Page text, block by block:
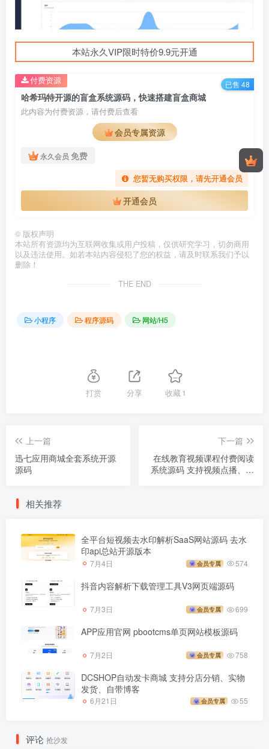
本站永久VIP限时特价9.9元开通
哈希玛特开源的盲盒系统源码，快速搭建盲盒商城
此内容为付费资源，请付费后查看
会员专属资源
永久会员 免费
您暂无购买权限，请先开通会员
开通会员
付费资源 已售 48
© 版权声明
本站所有资源均为互联网收集或用户投稿，仅供研究学习，切勿商用
以及违法使用。如若本站内容侵犯了您的权益，请及时联系我们予以
删除！
THE END
小程序 程序源码 网站/H5
打赏 分享 收藏1
上一篇
迅七应用商城全套系统开源
源码
下一篇
在线教育视频课程付费阅读
系统源码 支持视频点播、会
相关推荐
全平台短视频去水印解析SaaS网站源码 去水
印api总站开源版本
7月4日 会员专属 574
抖音内容解析下载管理工具V3网页端源码
7月3日 会员专属 699
APP应用官网 pbootcms单页网站模板源码
7月2日 会员专属 758
DCSHOP自动发卡商城 支持分店分销、实物
发货、自带博客
6月21日 会员专属 55
评论 抢沙发